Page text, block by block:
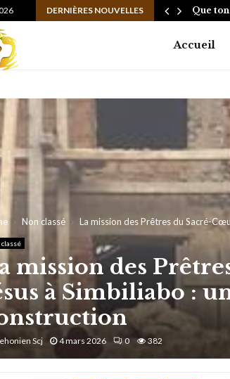
DERNIÈRES NOUVELLES
de… Que
Accueil
Non classé La mission des Prêtres du Sacré-
classé
mission des
à Simbiliabo :
Scj 4 mars 2026 0 382